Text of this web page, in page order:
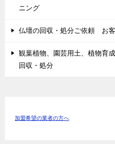
ニング
仏壇の回収・処分ご依頼 お
観葉植物、園芸用土、植物育
回収・処分
加盟希望の業者の方へ